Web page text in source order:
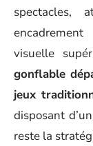
spectacles,
visuelle
gonflable
jeux
disposant
reste la